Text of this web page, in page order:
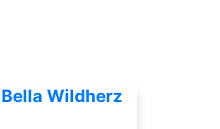
Wildherz